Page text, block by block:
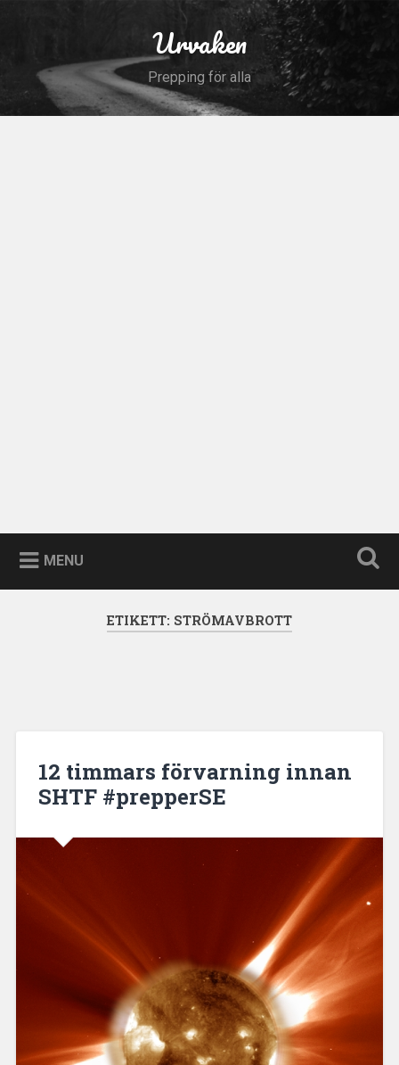
Urvaken
Prepping för alla
MENU
ETIKETT: STRÖMAVBROTT
12 timmars förvarning innan
SHTF #prepperSE